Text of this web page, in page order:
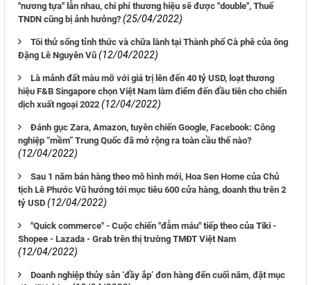
"nương tựa" lẫn nhau, chi phí thương hiệu sẽ được "double", Thuế
TNDN cũng bị ảnh hưởng? (25/04/2022)
Tôi thử sống tỉnh thức và chữa lành tại Thành phố Cà phê của ông
Đặng Lê Nguyên Vũ (12/04/2022)
Là mảnh đất màu mỡ với giá trị lên đến 40 tỷ USD, loạt thương
hiệu F&B Singapore chọn Việt Nam làm điểm đến đầu tiên cho chiến
dịch xuất ngoại 2022 (12/04/2022)
Đánh gục Zara, Amazon, tuyên chiến Google, Facebook: Công
nghiệp “mềm” Trung Quốc đã mở rộng ra toàn cầu thế nào?
(12/04/2022)
Sau 1 năm bán hàng theo mô hình mới, Hoa Sen Home của Chủ
tịch Lê Phước Vũ hướng tới mục tiêu 600 cửa hàng, doanh thu trên 2
tỷ USD (12/04/2022)
"Quick commerce" - Cuộc chiến "đẫm máu" tiếp theo của Tiki -
Shopee - Lazada - Grab trên thị trường TMĐT Việt Nam
(12/04/2022)
Doanh nghiệp thủy sản ‘đầy ắp’ đơn hàng đến cuối năm, đặt mục